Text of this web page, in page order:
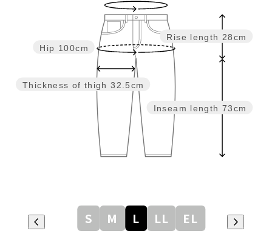
Inseam length 73cm
Rise length 28cm
Thickness of thigh 32.5cm
Hip 100cm
S M L LL EL